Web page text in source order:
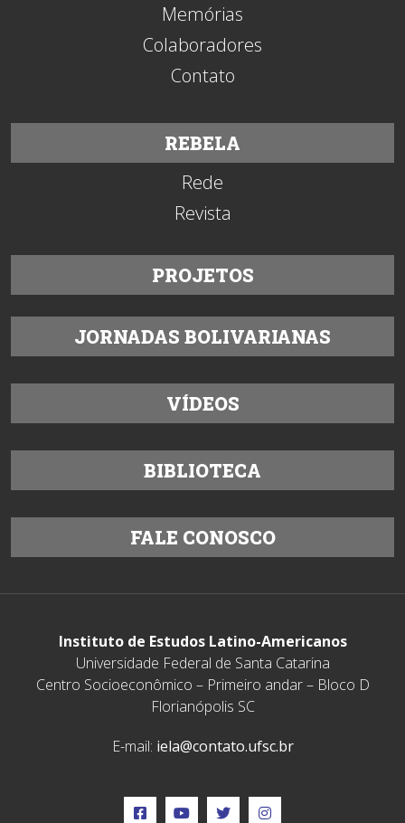
Memórias
Colaboradores
Contato
REBELA
Rede
Revista
PROJETOS
JORNADAS BOLIVARIANAS
VÍDEOS
BIBLIOTECA
FALE CONOSCO
Instituto de Estudos Latino-Americanos
Universidade Federal de Santa Catarina
Centro Socioeconômico – Primeiro andar – Bloco D
Florianópolis SC
E-mail: iela@contato.ufsc.br